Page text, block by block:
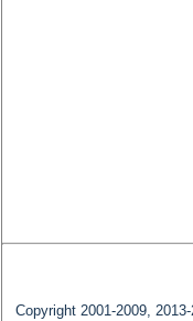
Copyright 2001-2009,